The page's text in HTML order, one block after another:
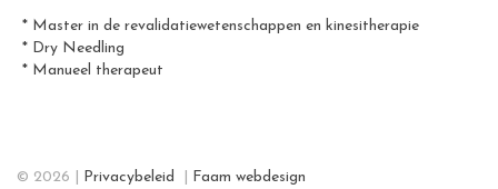
* Master in de revalidatiewetenschappen en kinesitherapie
* Dry Needling
* Manueel therapeut
© 2026 | Privacybeleid Faam webdesign